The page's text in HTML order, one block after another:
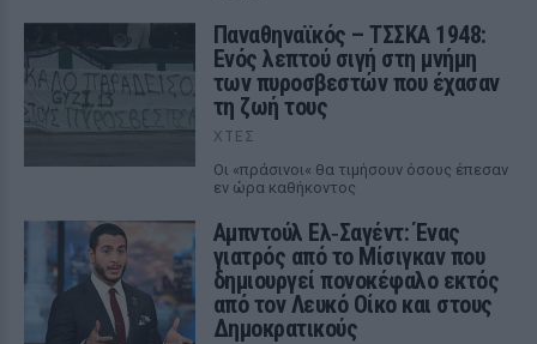
Παναθηναϊκός – ΤΣΣΚΑ 1948:
Ενός λεπτού σιγή στη μνήμη
των πυροσβεστών που έχασαν
τη ζωή τους
ΧΤΕΣ
Οι «πράσινοι« θα τιμήσουν όσους έπεσαν
εν ώρα καθήκοντος
Αμπντούλ Ελ‑Σαγέντ: Ένας
γιατρός από το Μίσιγκαν που
δημιουργεί πονοκέφαλο εκτός
από τον Λευκό Οίκο και στους
Δημοκρατικούς